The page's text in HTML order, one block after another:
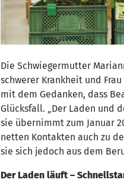
Die Schwiegermutter
schwerer Krankheit und
mit dem Gedanken, dass
Glücksfall. „Der Laden und
sie übernimmt zum Januar
netten Kontakten auch zu
sie sich jedoch aus dem
Der Laden läuft –